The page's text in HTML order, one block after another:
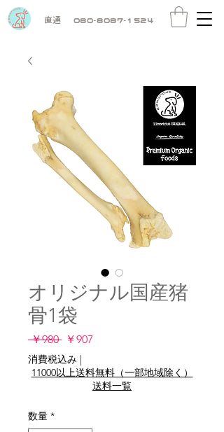
直通 080-8087-1524
オリジナル国産猪
骨1袋
￥980 通
常
価
￥907
ル
価
消費税込み |
11000以上送料無料（一部地域除く）
送料一覧
数量 *